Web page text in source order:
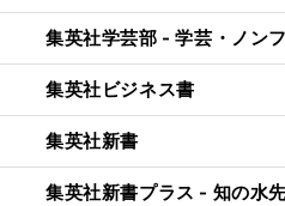
集英社学芸部 - 学芸・ノン
集英社ビジネス書
集英社新書
集英社新書プラス - 知の水